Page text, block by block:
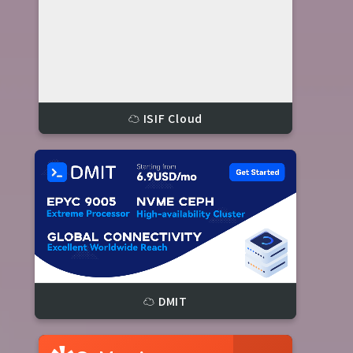
☁️ ISIF Cloud
☁️ DMIT